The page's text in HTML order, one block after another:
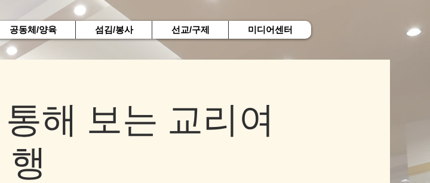
공동체/양육 섬김/봉사 선교/구제 미디어센터
해 보는 교리여
행